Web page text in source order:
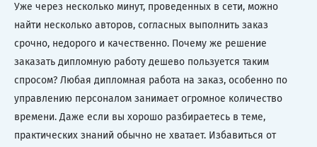
Уже через несколько минут, проведенных в сети, можно
найти несколько авторов, согласных выполнить заказ
срочно, недорого и качественно. Почему же решение
заказать дипломную работу дешево пользуется таким
спросом? Любая дипломная работа на заказ, особенно по
управлению персоналом занимает огромное количество
времени. Даже если вы хорошо разбираетесь в теме,
практических знаний обычно не хватает. Избавиться от